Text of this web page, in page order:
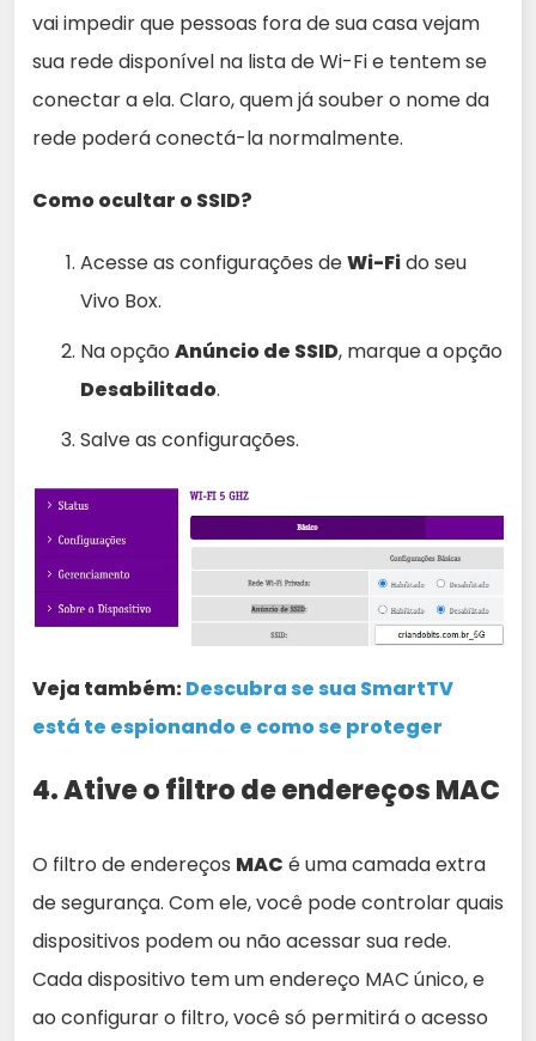
vai impedir que pessoas fora de sua casa vejam
sua rede disponível na lista de Wi-Fi e tentem se
conectar a ela. Claro, quem já souber o nome da
rede poderá conectá-la normalmente.
Como ocultar o SSID?
Acesse as configurações deWi-Fido seu
Vivo Box.
Na opção Anúncio de SSID, marque a opção
Desabilitado.
Salve as configurações.
Veja também:Descubra se sua SmartTV
está te espionando e como se proteger
4. Ative o filtro de endereços MAC
O filtro de endereços MAC é uma camada extra
de segurança. Com ele, você pode controlar quais
dispositivos podem ou não acessar sua rede.
Cada dispositivo tem um endereço MAC único, e
ao configurar o filtro, você só permitirá o acesso